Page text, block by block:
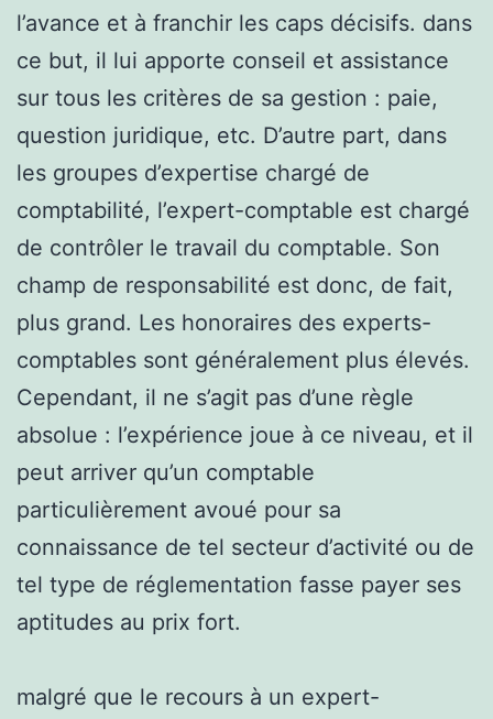
l’avance et à franchir les caps décisifs. dans
ce but, il lui apporte conseil et assistance
sur tous les critères de sa gestion : paie,
question juridique, etc. D’autre part, dans
les groupes d’expertise chargé de
comptabilité, l’expert-comptable est chargé
de contrôler le travail du comptable. Son
champ de responsabilité est donc, de fait,
plus grand. Les honoraires des experts-
comptables sont généralement plus élevés.
Cependant, il ne s’agit pas d’une règle
absolue : l’expérience joue à ce niveau, et il
peut arriver qu’un comptable
particulièrement avoué pour sa
connaissance de tel secteur d’activité ou de
tel type de réglementation fasse payer ses
aptitudes au prix fort.
malgré que le recours à un expert-